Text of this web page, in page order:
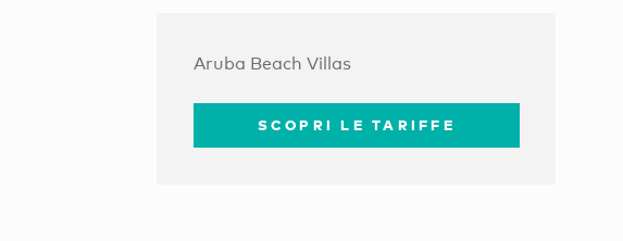
Aruba Beach Villas
SCOPRI LE TARIFFE